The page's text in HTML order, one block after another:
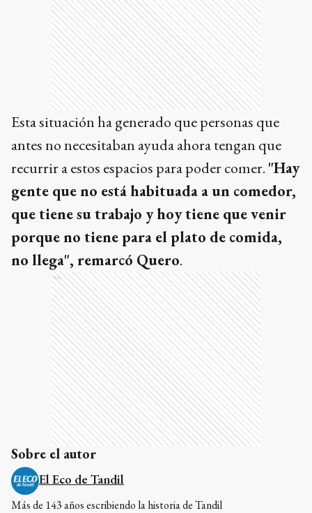
Esta situación ha generado que personas que
antes no necesitaban ayuda ahora tengan que
recurrir a estos espacios para poder comer. "Hay
gente que no está habituada a un comedor,
que tiene su trabajo y hoy tiene que venir
porque no tiene para el plato de comida,
no llega", remarcó Quero.
Ads
Sobre el autor
El Eco de Tandil
Más de 143 años escribiendo la historia de Tandil